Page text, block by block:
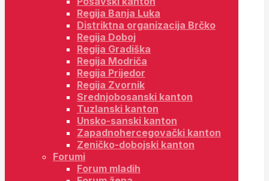
Regija Banja Luka
Distriktna organizacija Brčko
Regija Doboj
Regija Gradiška
Regija Modriča
Regija Prijedor
Regija Zvornik
Srednjobosanski kanton
Tuzlanski kanton
Unsko-sanski kanton
Zapadnohercegovački kanton
Zeničko-dobojski kanton
Forumi
Forum mladih